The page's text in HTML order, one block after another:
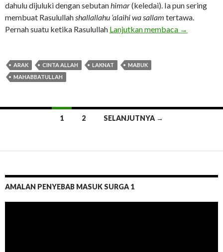
dahulu dijuluki dengan sebutanhimar(keledai). Ia pun sering
membuat Rasulullahshallallahu ‘alaihi wa sallam tertawa.
Pernah suatu ketika Rasulullah Lanjutkan membaca Karena Dia
→
ARAK CINTA ALLAH LAKNAT
MABUK
MAHABBATULLAH
1 2 SELANJUTNYA →
AMALAN PENYEBAB MASUK SURGA 1